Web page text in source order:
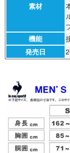
素材
機能
発売日